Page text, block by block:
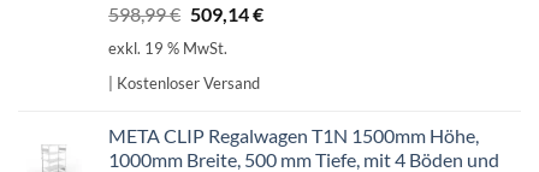
598,99€ Ursprünglicher
Preis
598,99 €
509,14€Aktueller
exkl. 19 % MwSt.
| Kostenloser Versand
META CLIP Regalwagen T1N 1500mm Höhe,
1000mm Breite, 500 mm Tiefe, mit 4 Böden und